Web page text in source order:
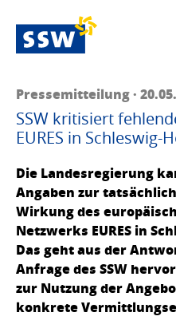
Pressemitteilung ·
SSW kritisiert
EURES in Schleswig-
Die Landesregierung
Angaben zur
Wirkung des
Netzwerks EURES in
Das geht aus der
Anfrage des SSW
zur Nutzung der
konkrete